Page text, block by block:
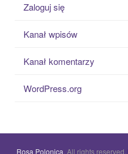
Zaloguj się
Kanał wpisów
Kanał komentarzy
WordPress.org
Rosa Polonica . All rights reserved.